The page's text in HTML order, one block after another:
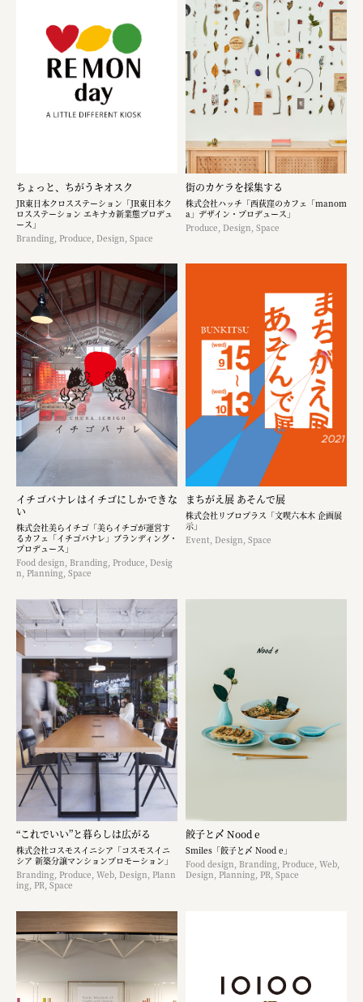
ちょっと、ちがうキオスク
JR東日本クロスステーション「JR東日本ク
ロスステーション エキナカ新業態プロデュ
ース」
Branding, Produce, Design, Space
街のカケラを採集する
株式会社ハッチ「西荻窪のカフェ「manom
a」デザイン・プロデュース」
Produce, Design, Space
イチゴバナレはイチゴにしかできな
い
株式会社美らイチゴ「美らイチゴが運営す
るカフェ「イチゴバナレ」ブランディング・
プロデュース」
Food design, Branding, Produce, Desig
n, Planning, Space
まちがえ展 あそんで展
株式会社リブロプラス「文喫六本木 企画展
示」
Event, Design, Space
“これでいい”と暮らしは広がる
株式会社コスモスイニシア「コスモスイニ
シア 新築分譲マンションプロモーション」
Branding, Produce, Web, Design, Plann
ing, PR, Space
餃子と〆 Nood e
Smiles「餃子と〆 Nood e」
Food design, Branding, Produce, Web,
Design, Planning, PR, Space